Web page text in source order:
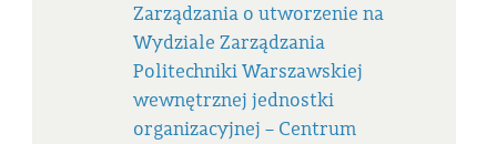
Zarządzania o utworzenie na
Wydziale Zarządzania
Politechniki Warszawskiej
wewnętrznej jednostki
organizacyjnej – Centrum